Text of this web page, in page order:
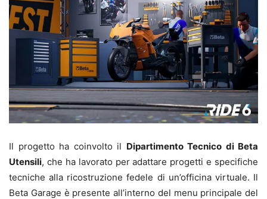
Il progetto ha coinvolto il Dipartimento Tecnico di Beta
Utensili, che ha lavorato per adattare progetti e specifiche
tecniche alla ricostruzione fedele di un’officina virtuale. Il
Beta Garage è presente all’interno del menu principale del